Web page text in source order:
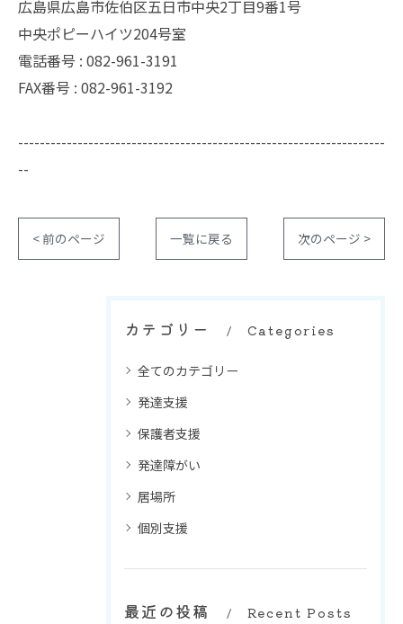
広島県広島市佐伯区五日市中央2丁目9番1号
中央ポピーハイツ204号室
電話番号 : 082-961-3191
FAX番号 : 082-961-3192
--------------------------------------------------------------------
--
< 前のページ 一覧に戻る 次のページ >
カテゴリー Categories
全てのカテゴリー
発達支援
保護者支援
発達障がい
居場所
個別支援
最近の投稿 Recent Posts